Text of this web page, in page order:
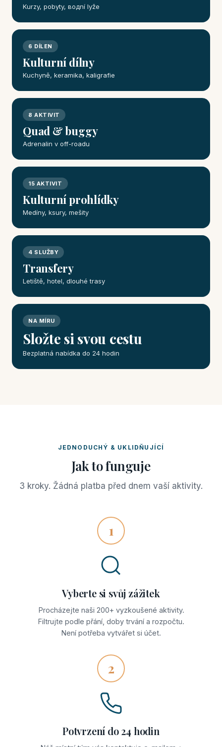
Kurzy, pobyty, водní lyže
6 DÍLEN
Kulturní dílny
Kuchyně, keramika, kaligrafie
8 AKTIVIT
Quad & buggy
Adrenalin v off-roadu
15 AKTIVIT
Kulturní prohlídky
Medíny, ksury, mešity
4 SLUŽBY
Transfery
Letiště, hotel, dlouhé trasy
NA MÍRU
Složte si svou cestu
Bezplatná nabídka do 24 hodin
JEDNODUCHÝ & UKLIDŇUJÍCÍ
Jak to funguje
3 kroky. Žádná platba před dnem vaší aktivity.
1
Vyberte si svůj zážitek
Procházejte naši 200+ vyzkoušené aktivity.
Filtrujte podle přání, doby trvání a rozpočtu.
Není potřeba vytvářet si účet.
2
Potvrzení do 24 hodin